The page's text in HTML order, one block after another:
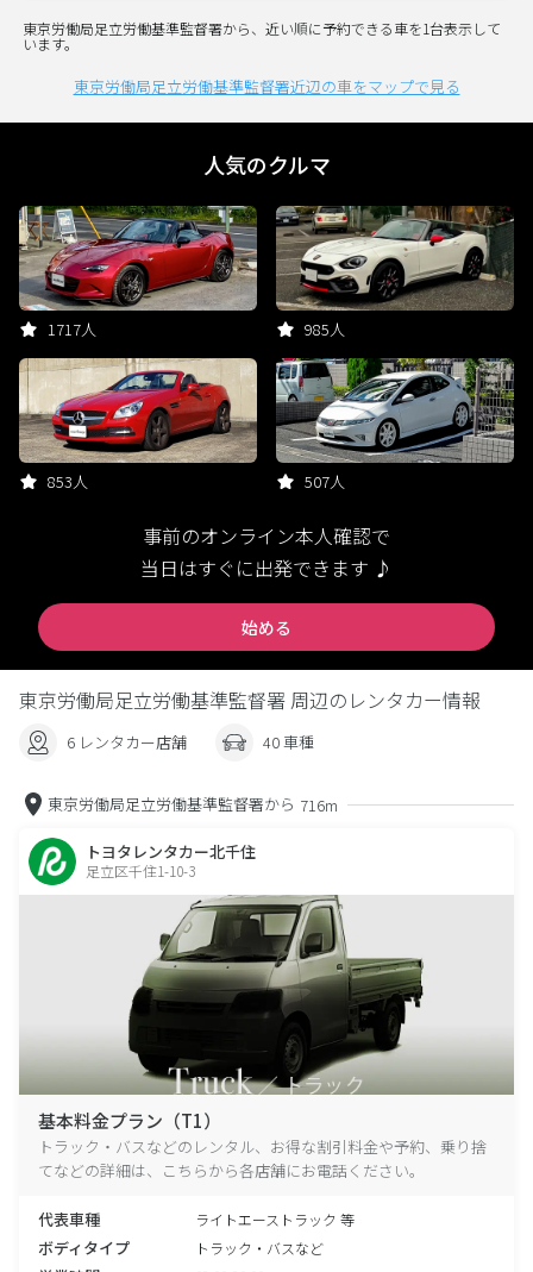
東京労働局足立労働基準監督署から、近い順に予約できる車を1台表示して
います。
東京労働局足立労働基準監督署近辺の車をマップで見る
人気のクルマ
1717人 985人
853人 507人
事前のオンライン本人確認で
当日はすぐに出発できます ♪
始める
東京労働局足立労働基準監督署 周辺のレンタカー情報
6 レンタカー店舗 40 車種
東京労働局足立労働基準監督署から 716m
トヨタレンタカー北千住
足立区千住1-10-3
基本料金プラン（T1）
トラック・バスなどのレンタル、お得な割引料金や予約、乗り捨
てなどの詳細は、こちらから各店舗にお電話ください。
代表車種 ライトエーストラック 等
ボディタイプ トラック・バスなど